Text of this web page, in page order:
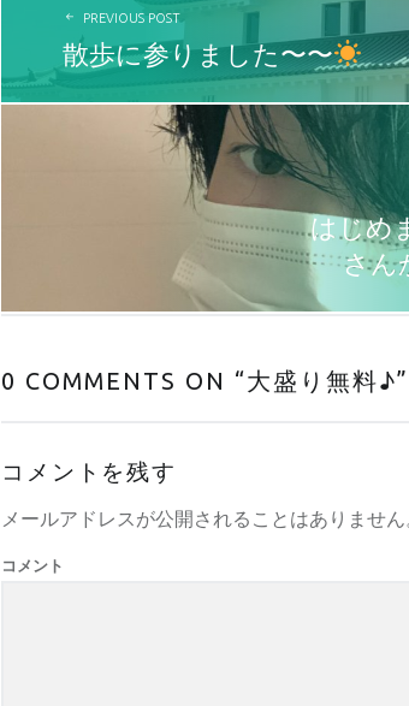
PREVIOUS POST
散歩に参りました〜〜
はじめ
さん
0 COMMENTS ON “大盛り無料♪”
コメントを残す
メールアドレスが公開されることはありません
コメント